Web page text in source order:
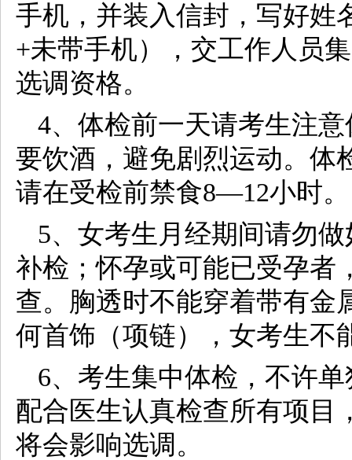
手机，并装入信封，写好姓
+未带手机），交工作人员
选调资格。
4、体检前一天请考生注
要饮酒，避免剧烈运动。体
请在受检前禁食8—12小时。
5、女考生月经期间请勿
补检；怀孕或可能已受孕者
查。胸透时不能穿着带有金
何首饰（项链），女考生不
6、考生集中体检，不许
配合医生认真检查所有项目
将会影响选调。